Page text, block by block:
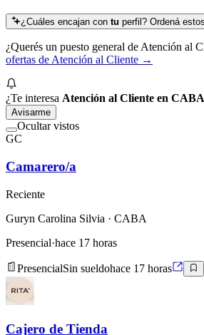
¿Cuáles encajan contu perfil? Ordená
¿Querés un puesto general de Atención al
ofertas de Atención al Cliente →
¿Te interesa Atención al Cliente en CABA
Avisarme
Ocultar vistos
GC
Camarero/a
Reciente
Guryn Carolina Silvia · CABA
Presencial·hace 17 horas
PresencialSin sueldohace 17 horas
Cajero de Tienda